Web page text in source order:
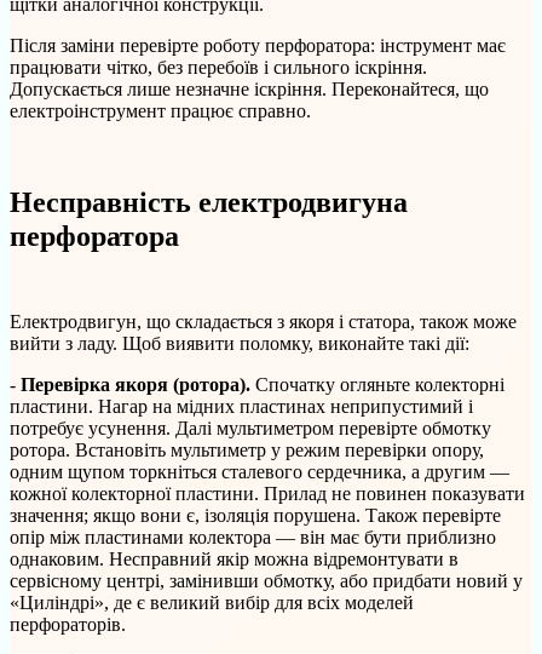
щітки аналогічної конструкції.
Після заміни перевірте роботу перфоратора: інструмент має
працювати чітко, без перебоїв і сильного іскріння.
Допускається лише незначне іскріння. Переконайтеся, що
електроінструмент працює справно.
Несправність електродвигуна
перфоратора
Електродвигун, що складається з якоря і статора, також може
вийти з ладу. Щоб виявити поломку, виконайте такі дії:
- Перевірка якоря (ротора). Спочатку огляньте колекторні
пластини. Нагар на мідних пластинах неприпустимий і
потребує усунення. Далі мультиметром перевірте обмотку
ротора. Встановіть мультиметр у режим перевірки опору,
одним щупом торкніться сталевого сердечника, а другим —
кожної колекторної пластини. Прилад не повинен показувати
значення; якщо вони є, ізоляція порушена. Також перевірте
опір між пластинами колектора — він має бути приблизно
однаковим. Несправний якір можна відремонтувати в
сервісному центрі, замінивши обмотку, або придбати новий у
«Циліндрі», де є великий вибір для всіх моделей
перфораторів.